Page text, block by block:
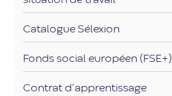
Catalogue Sélexion
Fonds social européen (FSE+)
Contrat d’apprentissage